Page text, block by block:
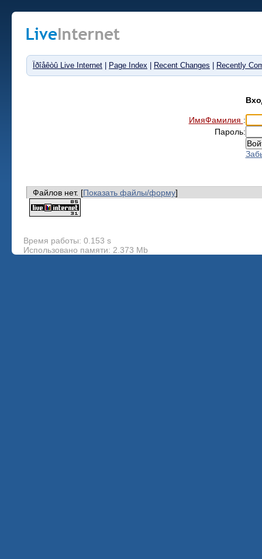
Ïðîåêòû Live Internet Page Index Recent Changes Recently
ИмяФамилия :
Пароль:
Файлов нет. [Показать файлы/форму]
Время работы: 0.153 s
Использовано памяти: 2.373 Mb